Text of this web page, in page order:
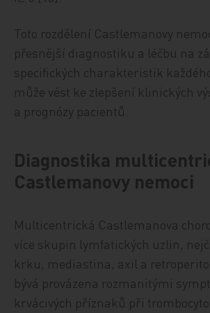
Toto rozdělení Castlemanovy
přesnější diagnostiku a léčbu na
specifických charakteristik
může vést ke zlepšení klinických
a prognózy pacientů.
Diagnostika
Castlemanovy nemoci
Multicentrická Castlemanova
více skupin lymfatických uzlin,
krku, mediastina, axil a
bývá provázena rozmanitými
krvácivých příznaků při